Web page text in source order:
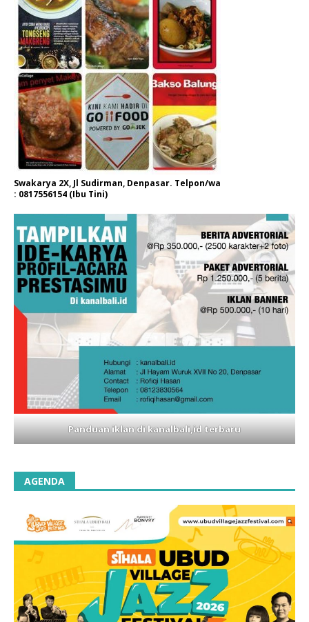
Swakarya 2X, Jl Sudirman, Denpasar. Telpon/wa
: 0817556154 (Ibu Tini)
Panduan iklan di kanalbali,id terbaru
AGENDA